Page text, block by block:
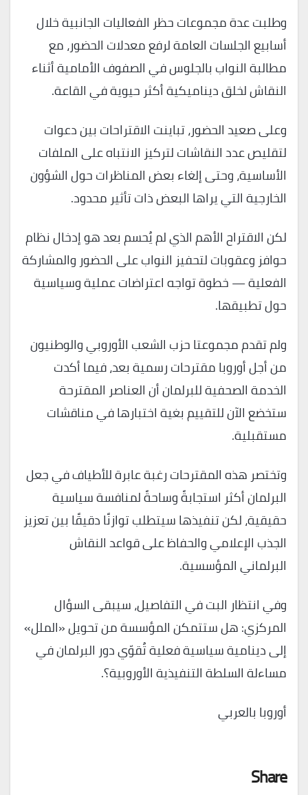
وطلبت عدة مجموعات حظر الفعاليات الجانبية خلال
أسابيع الجلسات العامة لرفع معدلات الحضور، مع
مطالبة النواب بالجلوس في الصفوف الأمامية أثناء
النقاش لخلق ديناميكية أكثر حيوية في القاعة.
وعلى صعيد الحضور، تباينت الاقتراحات بين دعوات
لتقليص عدد النقاشات لتركيز الانتباه على الملفات
الأساسية، وحتى إلغاء بعض المناظرات حول الشؤون
الخارجية التي يراها البعض ذات تأثير محدود.
لكن الاقتراح الأهم الذي لم يُحسم بعد هو إدخال نظام
حوافز وعقوبات لتحفيز النواب على الحضور والمشاركة
الفعلية — خطوة تواجه اعتراضات عملية وسياسية
حول تطبيقها.
ولم تقدم مجموعتا حزب الشعب الأوروبي والوطنيون
من أجل أوروبا مقترحات رسمية بعد، فيما أكدت
الخدمة الصحفية للبرلمان أن العناصر المقترحة
ستخضع الآن للتقييم بغية اختبارها في مناقشات
مستقبلية.
وتختصر هذه المقترحات رغبة عابرة للأطياف في جعل
البرلمان أكثر استجابةً وساحةً لمنافسة سياسية
حقيقية، لكن تنفيذها سيتطلب توازنًا دقيقًا بين تعزيز
الجذب الإعلامي والحفاظ على قواعد النقاش
البرلماني المؤسسية.
وفي انتظار البت في التفاصيل، سيبقى السؤال
المركزي: هل ستتمكن المؤسسة من تحويل «الملل»
إلى دينامية سياسية فعلية تُقوّي دور البرلمان في
مساءلة السلطة التنفيذية الأوروبية؟.
أوروبا بالعربي
Share